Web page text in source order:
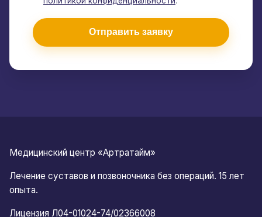
Отправить заявку
Медицинский центр «Артратайм»
Лечение суставов и позвоночника без операций. 15 лет
опыта.
Лицензия Л04-01024-74/02366008